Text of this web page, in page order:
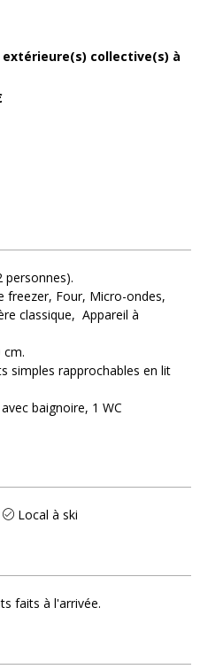
collective(s) à
personnes)
freezer Four Micro-ondes
classique
Appareil à
cm
simples rapprochables en lit
baignoire 1 WC
Local à ski
faits à l'arrivée